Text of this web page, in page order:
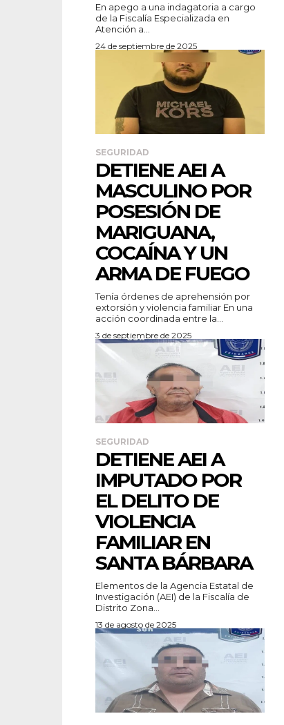
En apego a una indagatoria a cargo
de la Fiscalía Especializada en
Atención a...
24 de septiembre de 2025
SEGURIDAD
DETIENE AEI A
MASCULINO POR
POSESIÓN DE
MARIGUANA,
COCAÍNA Y UN
ARMA DE FUEGO
Tenía órdenes de aprehensión por
extorsión y violencia familiar En una
acción coordinada entre la...
3 de septiembre de 2025
SEGURIDAD
DETIENE AEI A
IMPUTADO POR
EL DELITO DE
VIOLENCIA
FAMILIAR EN
SANTA BÁRBARA
Elementos de la Agencia Estatal de
Investigación (AEI) de la Fiscalía de
Distrito Zona...
13 de agosto de 2025